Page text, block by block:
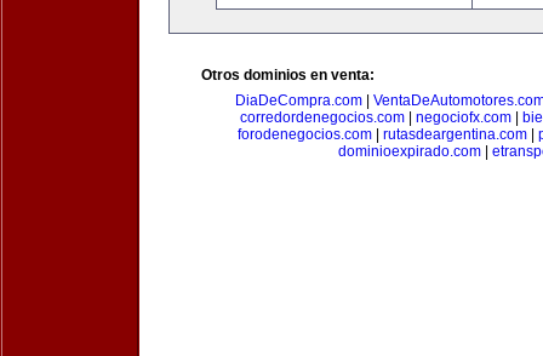
Otros dominios en venta:
DiaDeCompra.com|
corredordenegocios.com
negociofx.com
forodenegocios.com| rutasdeargentina.com|
dominioexpirado.com|